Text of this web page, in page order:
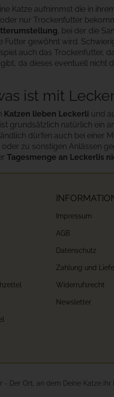
Katze aufnimmst die in
nur Trockenfutter
, bei der die
Futter gewöhnt wird.
auch das Trockenfutter,
da dieses eventuell nicht
ist mit
Katzen lieben Leckerli und
ist grundsätzlich natürlich ein
dürfen auch bei einer
zu sonstigen Anlässen
Tagesmenge an Leckerlis
Impressum
AGB
Datenschutz
Zahlung und
Widerrufsrecht
Newsletter
- Der Ort, an dem Deine Katze